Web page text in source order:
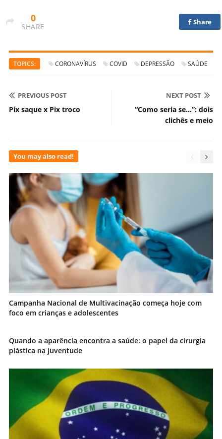
0
SHARE
Share
TOPICS: CORONAVÍRUS COVID DEPRESSÃO SAÚDE
PREVIOUS POST
Pix saque x Pix troco
NEXT POST
“Como seria se…”: dois
clichês e meio
You may also read!
Campanha Nacional de Multivacinação começa hoje com
foco em crianças e adolescentes
Quando a aparência encontra a saúde: o papel da cirurgia
plástica na juventude